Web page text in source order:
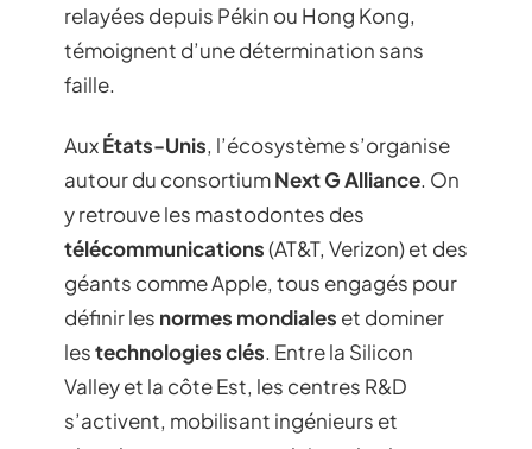
relayées depuis Pékin ou Hong Kong,
témoignent d’une détermination sans
faille.
AuxÉtats-Unis, l’écosystème s’organise
autour du consortiumNext G Alliance. On
y retrouve les mastodontes des
télécommunications(AT&T, Verizon) et des
géants comme Apple, tous engagés pour
définir les normes mondiales et dominer
lestechnologies clés. Entre la Silicon
Valley et la côte Est, les centres R&D
s’activent, mobilisant ingénieurs et